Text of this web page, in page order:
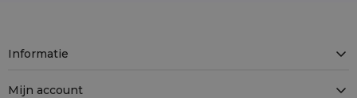
Informatie
Mijn account